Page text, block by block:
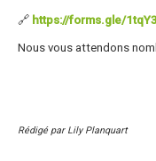
Edition 2025
Affiche 2025
🔗 https://forms.gle/
Nous vous attendons
Rédigé par Lily Planquart